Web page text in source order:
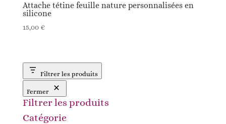
Attache tétine feuille nature personnalisées en
silicone
15,00 €
Filtrer les produits
Fermer
Filtrer les produits
Catégorie